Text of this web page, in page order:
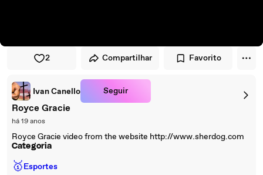
2 Compartilhar Favorito
Ivan Canello Seguir
Royce Gracie
há 19 anos
Royce Gracie video from the website http://www.sherdog.com
Categoria
🥇Esportes